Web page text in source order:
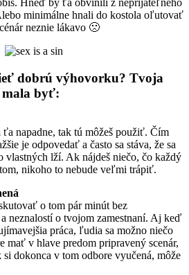
Hneď by ťa obvinili z neprijateľného
minimálne hnali do kostola oľutovať
neznie lákavo 🙁
dobrú výhovorku? Tvoja
mala byť:
ťa napadne, tak tú môžeš použiť. Čím
je odpovedať a často sa stáva, že sa
vlastných lží. Ak nájdeš niečo, čo každý
nikoho to nebude veľmi trápiť.
o tom pár minút bez
neznalostí o tvojom zamestnaní. Aj keď
práca, ľudia sa možno niečo
mať v hlave predom pripravený scenár,
dokonca v tom odbore vyučená, môže